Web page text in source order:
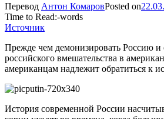
Перевод Антон КомаровPosted on
Time to Read:-words
Источник
Прежде чем демонизировать Россию и
российского вмешательства в
американцам надлежит обратиться к
История современной России